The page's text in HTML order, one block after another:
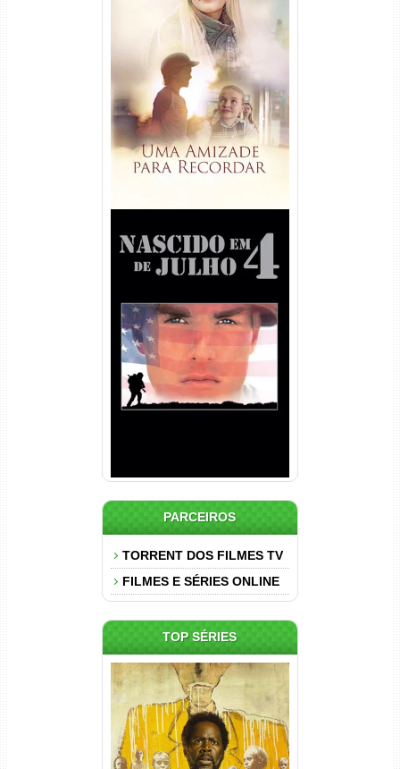
Uma Amizade para Recordar
Torrent (2025) WEB-DL 1080p
Dual Áudio
Nascido em 4 de Julho
Torrent (1989) WEB-DL 1080p
Dual Áudio
PARCEIROS
TORRENT DOS FILMES TV
FILMES E SÉRIES ONLINE
TOP SÉRIES